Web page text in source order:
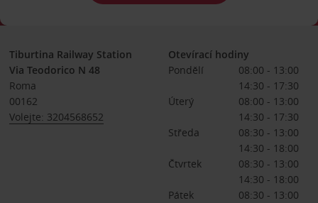
Tiburtina Railway Station
Via Teodorico N 48
Roma
00162
Volejte: 3204568652
Otevírací hodiny
Pondělí
08:00 - 13:00
14:30 - 17:30
Úterý
08:00 - 13:00
14:30 - 17:30
Středa
08:30 - 13:00
14:30 - 18:00
Čtvrtek
08:30 - 13:00
14:30 - 18:00
Pátek
08:30 - 13:00